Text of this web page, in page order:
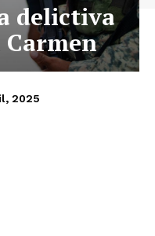
delictiva
2025